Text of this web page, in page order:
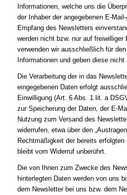
Informationen, welche uns die
der Inhaber der angegebenen E-
Empfang des Newsletters
werden nicht bzw. nur auf freiwilliger
verwenden wir ausschließlich für
Informationen und geben diese nicht
Die Verarbeitung der in das
eingegebenen Daten erfolgt
Einwilligung (Art. 6 Abs. 1 lit. a
zur Speicherung der Daten, der E-
Nutzung zum Versand des
widerrufen, etwa über den
Rechtmäßigkeit der bereits
bleibt vom Widerruf unberührt.
Die von Ihnen zum Zwecke des
hinterlegten Daten werden von uns
dem Newsletter bei uns bzw. dem